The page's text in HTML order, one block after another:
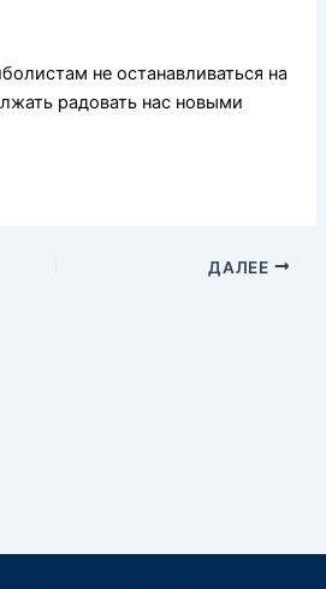
не останавливаться на
радовать нас новыми
ДАЛЕЕ